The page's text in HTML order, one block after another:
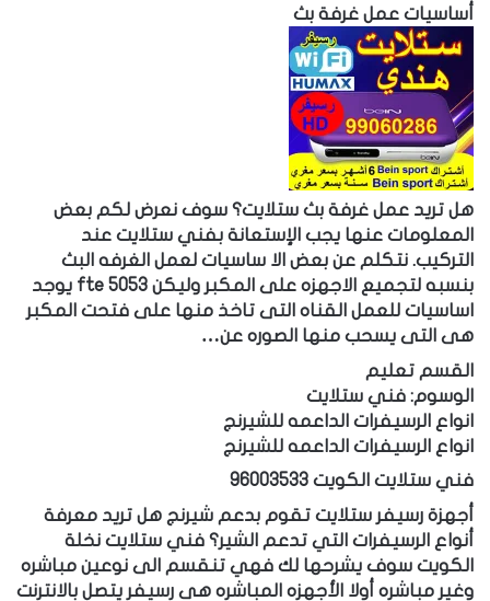
أساسيات عمل غرفة بث
هل تريد عمل غرفة بث ستلايت؟ سوف نعرض لكم بعض
المعلومات عنها يجب الإستعانة بفني ستلايت عند
التركيب. نتكلم عن بعض الا ساسيات لعمل الغرفه البث
بنسبه لتجميع الاجهزه على المكبر وليكن 5053 fte يوجد
اساسيات للعمل القناه التى تاخذ منها على فتحت المكبر
هى التى يسحب منها الصوره عن…
القسم تعليم
الوسوم: فني ستلايت
انواع الرسيفرات الداعمه للشيرنج
انواع الرسيفرات الداعمه للشيرنج
فني ستلايت الكويت 96003533
أجهزة رسيفر ستلايت تقوم بدعم شيرنج هل تريد معرفة
أنواع الرسيفرات التي تدعم الشير؟ فني ستلايت نخلة
الكويت سوف يشرحها لك فهي تنقسم الى نوعين مباشره
وغير مباشره أولا الأجهزه المباشره هى رسيفر يتصل بالانترنت